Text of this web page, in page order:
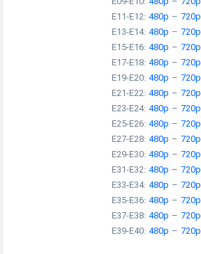
E11-E12:480p – 720p
E13-E14:480p – 720p
E15-E16:480p – 720p
E17-E18:480p – 720p
E19-E20:480p – 720p
E21-E22:480p – 720p
E23-E24:480p – 720p
E25-E26:480p – 720p
E27-E28:480p – 720p
E29-E30:480p – 720p
E31-E32:480p – 720p
E33-E34:480p – 720p
E35-E36:480p – 720p
E37-E38:480p – 720p
E39-E40:480p – 720p